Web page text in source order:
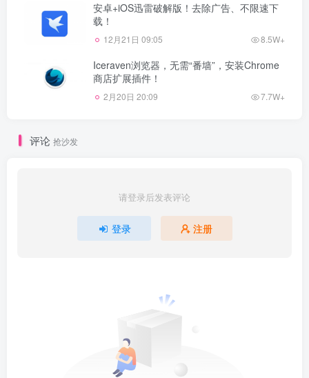
安卓+iOS迅雷破解版！去除广告、不限速下
载！
12月21日 09:05 8.5W+
Iceraven浏览器，无需“番墙”，安装Chrome
商店扩展插件！
2月20日 20:09 7.7W+
评论 抢沙发
请登录后发表评论
登录 注册